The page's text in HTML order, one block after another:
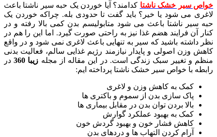
خواص سیر خشک ناشتا کدامند؟ آیا خوردن یک حبه سیر ناشتا باعث
لاغری می شود یا خیر؟ باید گفت تا حدودی بله. چراکه خوردن یک
حبه سیر ناشتا باعث می شود متابولیسم بدن کمی بالا رفته و در
کنار آن فرایند هضم غذا نیز به راحتی صورت گیرد. اما این را هم در
نظر داشته باشید که سیر به تنهایی باعث لاغری نمی شود و در واقع
کاهش وزن اصولی و پایدار نیازمند رژیم غذایی سالم، فعالیت بدنی
منظم و تغییر سبک زندگی است. در این مقاله از مجله زیبا 360
در
رابطه با خواص سیر خشک ناشتا پرداخته ایم:
کمک به کاهش وزن و لاغری
پاک سازی بدن از سموم و باکتری ها
بالا بردن توان بدن در مقابل بیماری ها
کمک به بهبود عملکرد گوارش
کاهش فشار خون و بهبود گردش خون
آرام کردن التهاب ها و دردهای بدن